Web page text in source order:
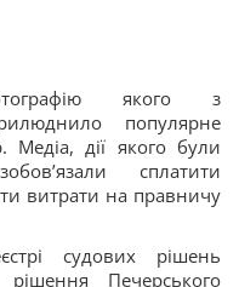
якого з
популярне
Медіа, дії якого були
сплатити
витрати на правничу
судових рішень
Печерського